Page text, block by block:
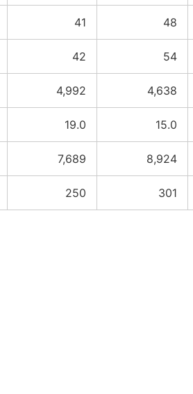
41 48
42 54
4,992 4,638
19.0 15.0
7,689 8,924
250 301